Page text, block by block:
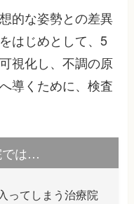
的な姿勢との差異
はじめとして、5
視化し、不調の原
導くために、検査
では…
ってしまう治療院